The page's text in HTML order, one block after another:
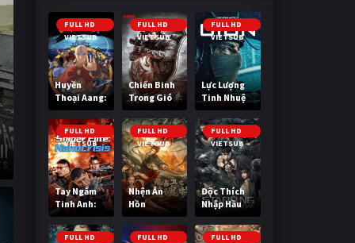
FULL HD
VIETSUB
Huyền
Thoại Aang:
Tiết Khí Sư
Cuối Cùng
FULL HD
VIETSUB
Chiến Binh
Trong Gió
FULL HD
VIETSUB
Lực Lượng
Tinh Nhuệ
FULL HD
VIETSUB
Tay Ngắm
Tinh Anh:
Nguy Cơ
Nano
FULL HD
VIETSUB
Nhện Ăn
Hồn
FULL HD
VIETSUB
Độc Thích
Nhập Hầu
FULL HD
FULL HD
FULL HD